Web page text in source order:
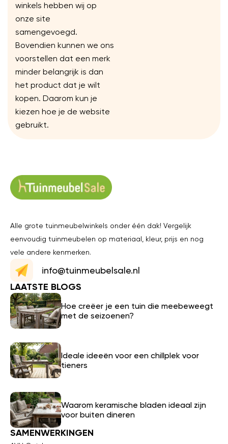
winkels hebben wij op
onze site
samengevoegd.
Bovendien kunnen we ons
voorstellen dat een merk
minder belangrijk is dan
het product dat je wilt
kopen. Daarom kun je
kiezen hoe je de website
gebruikt.
Alle grote tuinmeubelwinkels onder één dak! Vergelijk
eenvoudig tuinmeubelen op materiaal, kleur, prijs en nog
vele andere kenmerken.
info@tuinmeubelsale.nl
LAATSTE BLOGS
Hoe creëer je een tuin die meebeweegt
met de seizoenen?
Ideale ideeën voor een chillplek voor
tieners
Waarom keramische bladen ideaal zijn
voor buiten dineren
SAMENWERKINGEN